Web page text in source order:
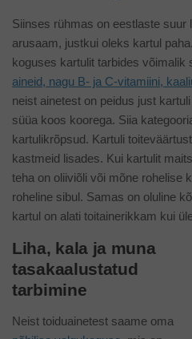
Siinses rühmas on eestlaste suur
arusaam, justkui oleks kartul
koguses kartulit tarbides võimalik
aineid, nagu B- ja C-vitamiini,
neist ainetest on peidus just
süüa koos koorega. Siia
kartulikrõpsud. Kartuli
kastmeid lisades. Kui kartulit
teha on oliiviõli või mõne rohelise
roheline sibul. Samas on oluline
kartul on alati toitainerikkam kui
Liha, kala ja muna
tasakaalustatud
tarbimine
Neist toiduainetest saame oma